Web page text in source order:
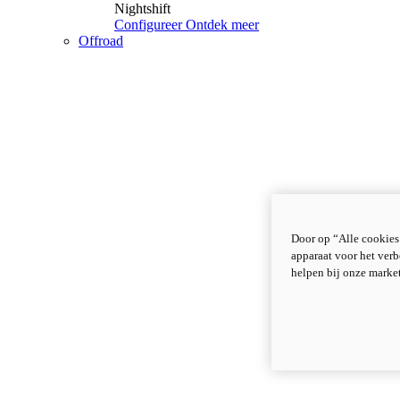
Nightshift
Configureer Ontdek meer
Offroad
Door op “Alle
apparaat voor het
helpen bij onze